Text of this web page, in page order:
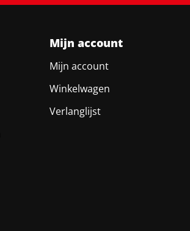
Mijn account
Mijn account
Winkelwagen
Verlanglijst